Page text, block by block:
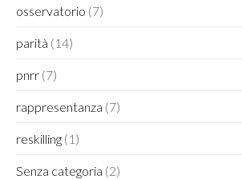
osservatorio (7)
parità (14)
pnrr (7)
rappresentanza (7)
reskilling (1)
Senza categoria (2)